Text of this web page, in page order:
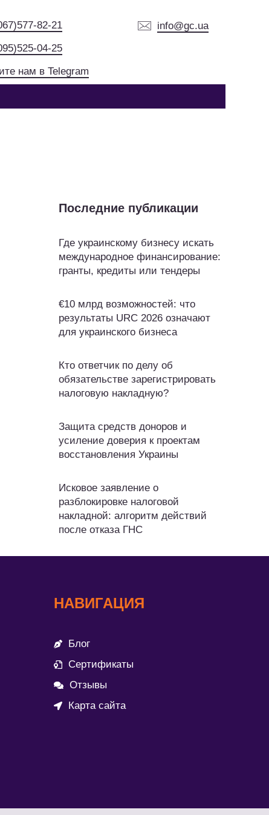
82-21
04-25
нам в Telegram
info@gc.ua
Последние публикации
Где украинскому бизнесу искать
международное финансирование:
гранты, кредиты или тендеры
€10 млрд возможностей: что
результаты URC 2026 означают
для украинского бизнеса
Кто ответчик по делу об
обязательстве зарегистрировать
налоговую накладную?
Защита средств доноров и
усиление доверия к проектам
восстановления Украины
Исковое заявление о
разблокировке налоговой
накладной: алгоритм действий
после отказа ГНС
НАВИГАЦИЯ
Блог
Сертификаты
Отзывы
Карта сайта